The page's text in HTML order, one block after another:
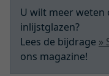
U wilt meer weten
inlijstglazen?
Lees de bijdrage »
ons magazine!